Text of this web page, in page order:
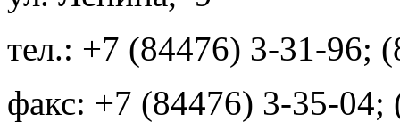
тел.: +7 (84476) 3-31-96;
факс: +7 (84476) 3-35-04;